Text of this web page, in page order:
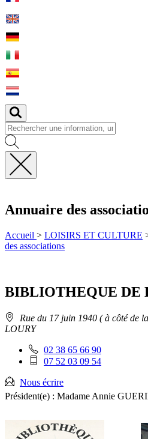
Fermer
Annuaire des
Accueil > LOISIRS ET CULTURE
des associations
BIBLIOTHEQUE DE
Adresse
:
Rue du 17 juin 1940 ( à côté de
LOURY
Téléphone
fixe
02 38 65 66 90
Téléphone
:
07 52 03 09 54
Nous écrire
Président(e) : Madame Annie